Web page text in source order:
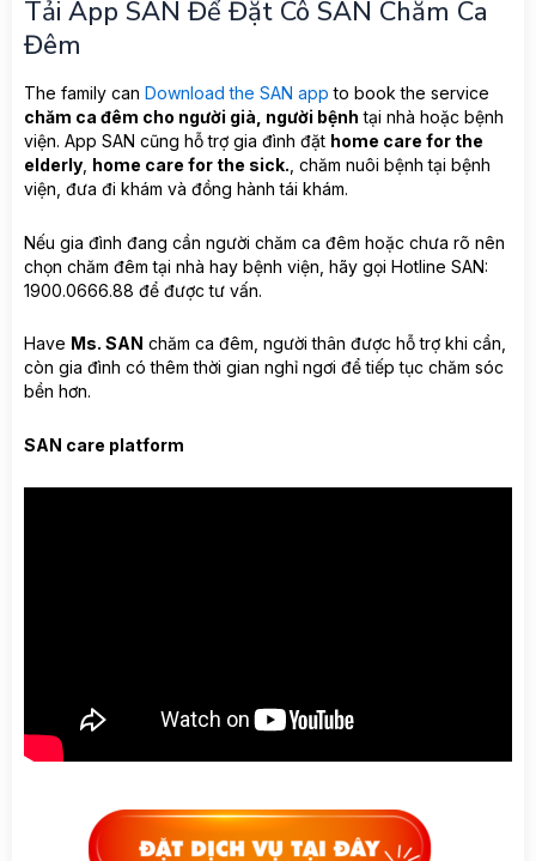
Tải App SAN Để Đặt Cô SAN Chăm Ca
Đêm
The family can Download the SAN app to book the service
chăm ca đêm cho người già, người bệnh tại nhà hoặc bệnh
viện. App SAN cũng hỗ trợ gia đình đặt home care for the
elderly, home care for the sick., chăm nuôi bệnh tại bệnh
viện, đưa đi khám và đồng hành tái khám.
Nếu gia đình đang cần người chăm ca đêm hoặc chưa rõ nên
chọn chăm đêm tại nhà hay bệnh viện, hãy gọi Hotline SAN:
1900.0666.88 để được tư vấn.
Have Ms. SAN chăm ca đêm, người thân được hỗ trợ khi cần,
còn gia đình có thêm thời gian nghỉ ngơi để tiếp tục chăm sóc
bền hơn.
SAN care platform